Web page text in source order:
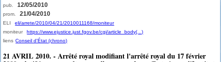
pub. 12/05/2010
prom. 21/04/2010
ELI
eli/arrete/2010/04/21/2010011168/moniteur
moniteur
https://www.ejustice.just.fgov.be/cgi/article_body(...)
liens Conseil d'État (chrono)
21 AVRIL 2010. - Arrêté royal modifiant l'arrêté royal du 17 février